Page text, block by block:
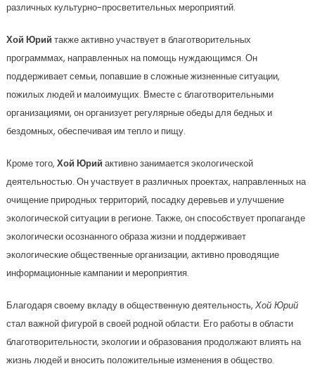
различных культурно-просветительных мероприятий.
Хой Юрий также активно участвует в благотворительных
программмах, направленных на помощь нуждающимся. Он
поддерживает семьи, попавшие в сложные жизненные ситуации,
пожилых людей и малоимущих. Вместе с благотворительными
организациями, он организует регулярные обеды для бедных и
бездомных, обеспечивая им тепло и пищу.
Кроме того, Хой Юрий активно занимается экологической
деятельностью. Он участвует в различных проектах, направленных на
очищение природных территорий, посадку деревьев и улучшение
экологической ситуации в регионе. Также, он способствует пропаганде
экологически осознанного образа жизни и поддерживает
экологические общественные организации, активно проводящие
информационные кампании и мероприятия.
Благодаря своему вкладу в общественную деятельность, Хой Юрий
стал важной фигурой в своей родной области. Его работы в области
благотворительности, экологии и образования продолжают влиять на
жизнь людей и вносить положительные изменения в общество.